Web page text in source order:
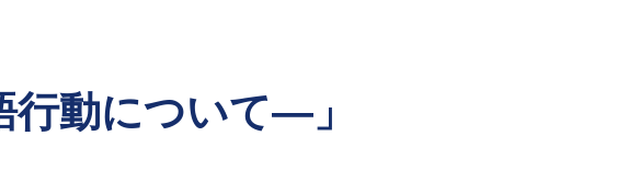
行動について―」